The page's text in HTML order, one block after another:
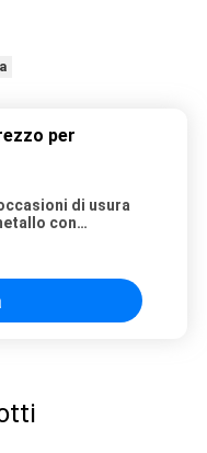
per
di usura
con